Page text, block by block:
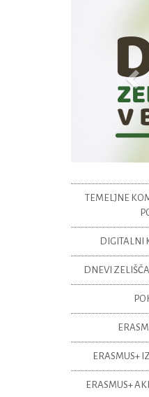
TEMELJNE
DIGITALNI
DNEVI
ERASMUS+
ERASMUS+